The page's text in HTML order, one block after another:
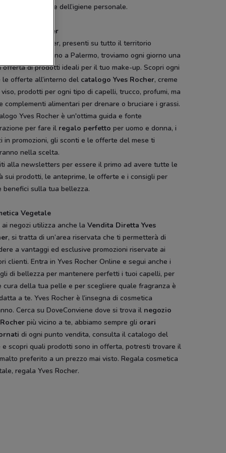
verde Bottega verde VisionOttica
di bellezza e dell’igiene personale.
Yves Rocher
Yves Rocher, presenti su tutto il territorio
da Torino fino a Palermo, troviamo ogni giorno una
offerta di prodotti ideali per il tuo make-up. Scopri ogni
le offerte all’interno del catalogo Yves Rocher, creme
prodotti per ogni tipo di capelli, trucco, profumi, ma
complementi alimentari per drenare o bruciare i grassi.
Yves Rocher è un'ottima guida e fonte
per fare il regalo perfetto per uomo e donna, i
in promozioni, gli sconti e le offerte del mese ti
nella scelta.
alla newsletters per essere il primo ad avere tutte le
sui prodotti, le anteprime, le offerte e i consigli per
benefici sulla tua bellezza.
Vegetale
negozi utilizza anche laVendita Diretta Yves
, si tratta di un’area riservata che ti permetterà di
a vantaggi ed esclusive promozioni riservate ai
clienti. Entra in Yves Rocher Online e segui anche i
di bellezza per mantenere perfetti i tuoi capelli, per
cura della tua pelle e per scegliere quale fragranza è
a te. Yves Rocher è l’insegna di cosmetica
Cerca su DoveConviene dove si trova il negozio
più vicino a te, abbiamo sempre gli orari
di ogni punto vendita, consulta il catalogo del
e scopri quali prodotti sono in offerta, potresti trovare il
preferito a un prezzo mai visto. Regala cosmetica
regala Yves Rocher.